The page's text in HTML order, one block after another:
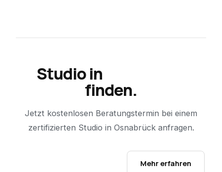
Studio in
finden.
Jetzt kostenlosen Beratungstermin bei einem
zertifizierten Studio in Osnabrückanfragen.
Mehr erfahren